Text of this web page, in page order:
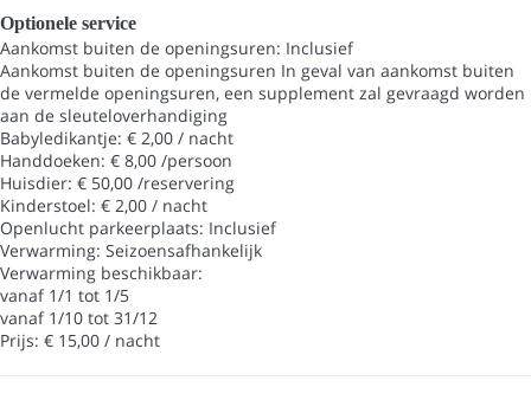
Optionele service
Aankomst buiten de openingsuren: Inclusief
Aankomst buiten de openingsuren In geval van aankomst buiten
de vermelde openingsuren, een supplement zal gevraagd worden
aan de sleuteloverhandiging
Babyledikantje: € 2,00 / nacht
Handdoeken: € 8,00 /persoon
Huisdier: € 50,00 /reservering
Kinderstoel: € 2,00 / nacht
Openlucht parkeerplaats: Inclusief
Verwarming: Seizoensafhankelijk
Verwarming beschikbaar:
vanaf 1/1 tot 1/5
vanaf 1/10 tot 31/12
Prijs: € 15,00 / nacht